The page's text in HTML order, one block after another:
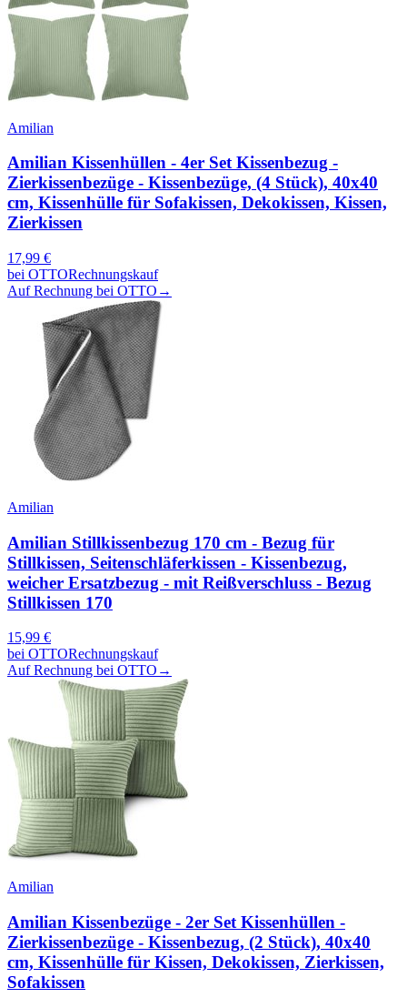
Amilian
Amilian Kissenhüllen - 4er Set Kissenbezug -
Zierkissenbezüge - Kissenbezüge, (4 Stück), 40x40
cm, Kissenhülle für Sofakissen, Dekokissen, Kissen,
Zierkissen
17,99 €
bei OTTORechnungskauf
Auf Rechnung bei OTTO →
Amilian
Amilian Stillkissenbezug 170 cm - Bezug für
Stillkissen, Seitenschläferkissen - Kissenbezug,
weicher Ersatzbezug - mit Reißverschluss - Bezug
Stillkissen 170
15,99 €
bei OTTORechnungskauf
Auf Rechnung bei OTTO →
Amilian
Amilian Kissenbezüge - 2er Set Kissenhüllen -
Zierkissenbezüge - Kissenbezug, (2 Stück), 40x40
cm, Kissenhülle für Kissen, Dekokissen, Zierkissen,
Sofakissen